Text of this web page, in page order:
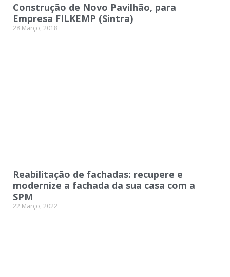
Construção de Novo Pavilhão, para
Empresa FILKEMP (Sintra)
28 Março, 2018
Reabilitação de fachadas: recupere e
modernize a fachada da sua casa com a
SPM
22 Março, 2022